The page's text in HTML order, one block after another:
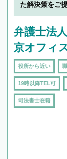
た解決策をご
弁護士法
京オフィ
役所から近い
19時以降TEL可
司法書士在籍